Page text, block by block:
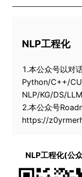
NLP工程化
1.本公众号以对
Python/C++/
NLP/KG/DS/
2.本公众号
https://
NLP工程化(公